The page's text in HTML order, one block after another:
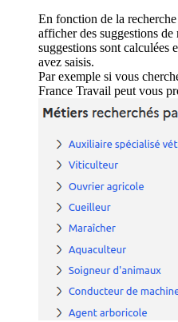
En fonction de la
afficher des suggestions
suggestions sont calculées
avez saisis.
Par exemple si vous
France Travail peut vous